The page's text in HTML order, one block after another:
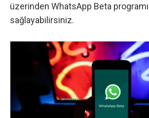
üzerinden WhatsApp Beta
sağlayabilirsiniz.